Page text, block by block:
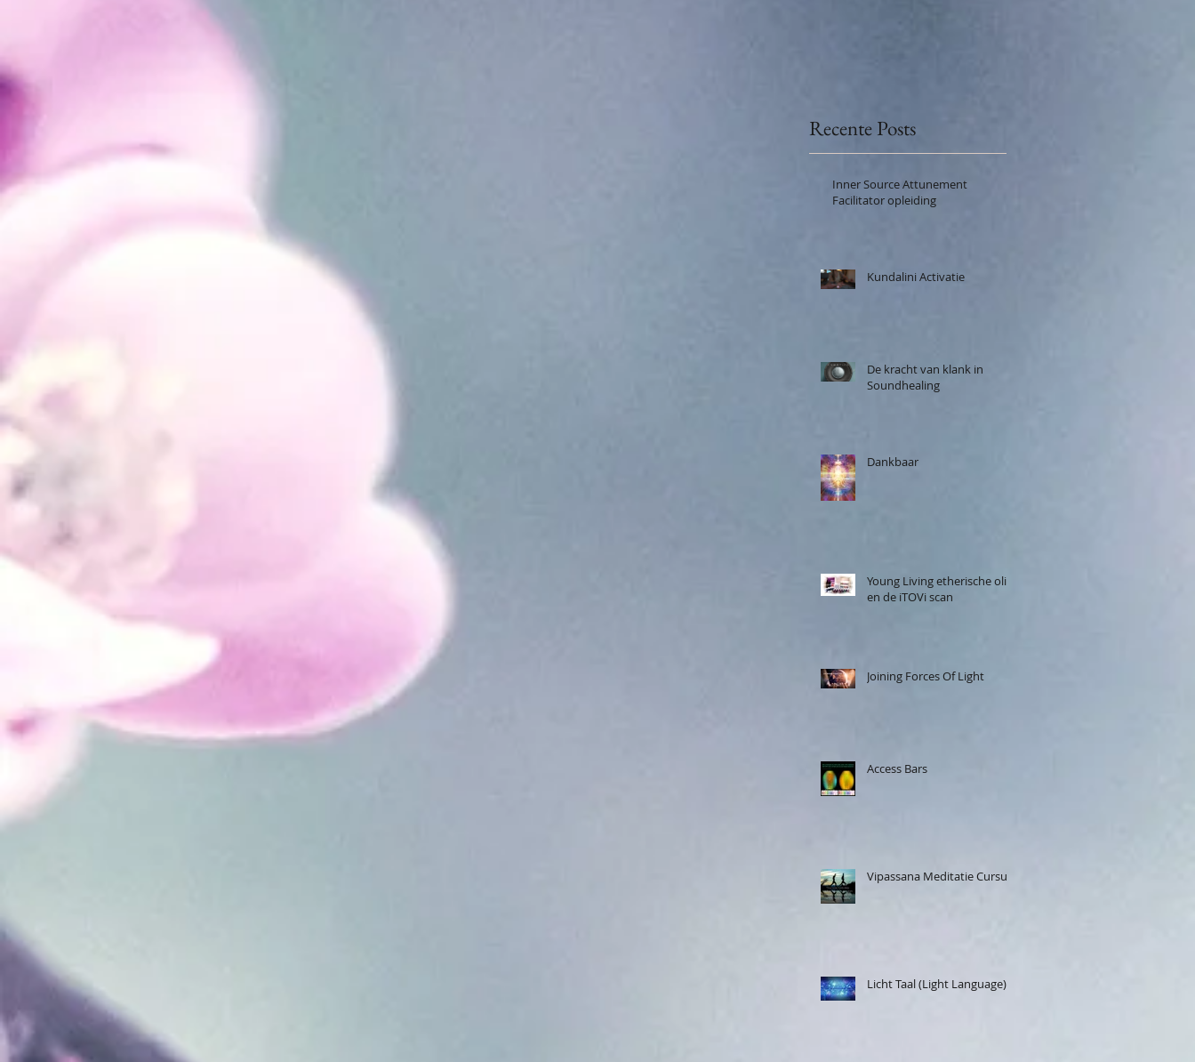
Recente Posts
Inner Source Attunement
Facilitator opleiding
Kundalini Activatie
De kracht van klank in
Soundhealing
Dankbaar
Young Living etherische olie
en de iTOVi scan
Joining Forces Of Light
Access Bars
Vipassana Meditatie Cursus
Licht Taal (Light Language)